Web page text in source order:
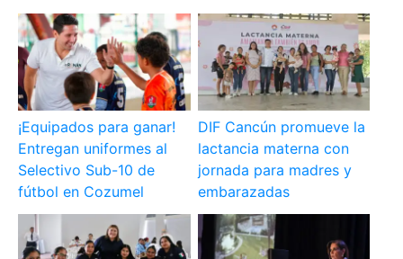
¡Equipados para ganar!
Entregan uniformes al
Selectivo Sub-10 de
fútbol en Cozumel
DIF Cancún promueve la
lactancia materna con
jornada para madres y
embarazadas